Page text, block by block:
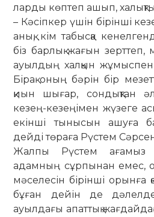
ларды көптеп ашып,
– Кәсіпкер үшін бірінші
анық, кім табысқа
біз барлық жағын зерттеп,
ауылдың халқын жұмыспен
Бірақ оның бәрін бір
қиын шығар, сондықтан
кезең-кезеңімен жүзеге
екінші тынысын ашуға
дейді төраға Рүстем
Жалпы Рүстем ағамыз
адамның сұрпынан емес,
мәселесін бірінші орынға
бұған дейін де
ауылдағы апаттық